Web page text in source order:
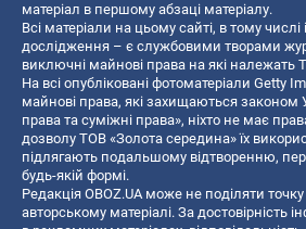
матеріал в першому абзаці матеріалу.
Всі матеріали на цьому сайті, в тому числі
дослідження – є службовими творами
виключні майнові права на які належать
На всі опубліковані фотоматеріали Getty
майнові права, які захищаються законом
права та суміжні права», ніхто не має
дозволу ТОВ «Золота середина» їх
підлягають подальшому відтворенню,
будь-якій формі.
Редакція OBOZ.UA може не поділяти
авторському матеріалі. За достовірність